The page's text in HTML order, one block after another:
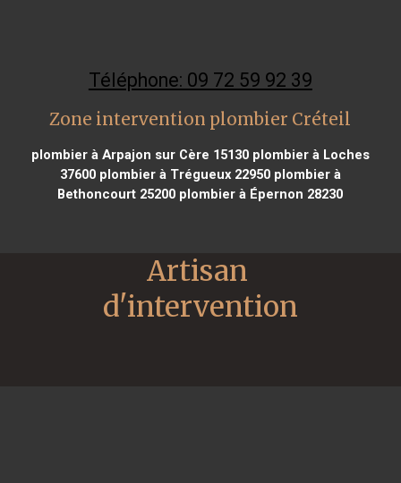
Téléphone: 09 72 59 92 39
Zone intervention plombier Créteil
plombier à Arpajon sur Cère 15130plombier à Loches
37600plombier à Trégueux 22950plombier à
Bethoncourt 25200 plombier à Épernon 28230
Artisan
d'intervention